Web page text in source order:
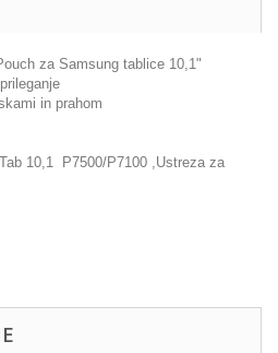
za Samsung tablice 10,1"
in prahom
10,1 P7500/P7100 ,Ustreza za